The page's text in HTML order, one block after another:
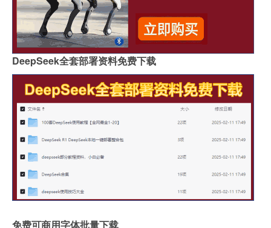
DeepSeek全套部署资料免费下载
免费可商用字体批量下载